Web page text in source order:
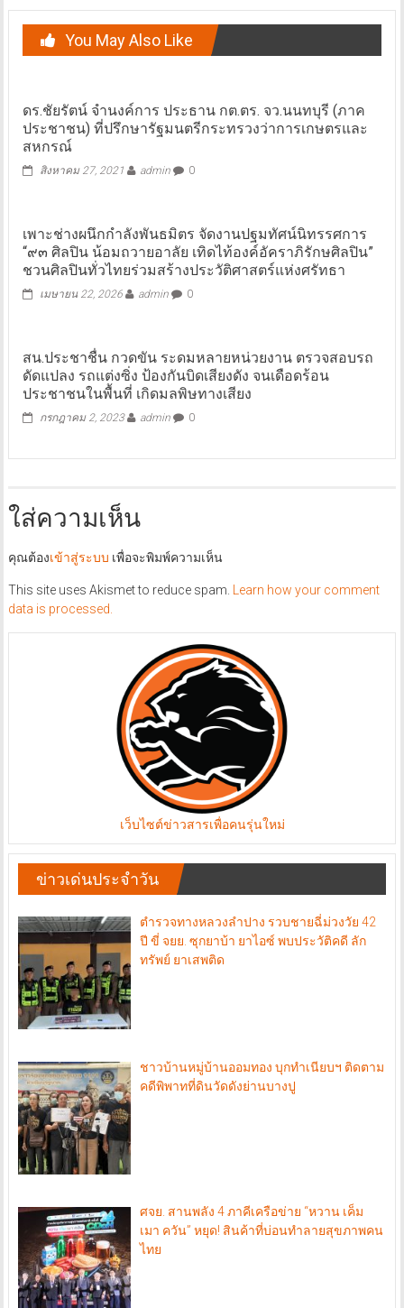
You May Also Like
ดร.ชัยรัตน์ จำนงค์การ ประธาน กต.ตร. จว.นนทบุรี (ภาค
ประชาชน) ที่ปรึกษารัฐมนตรีกระทรวงว่าการเกษตรและ
สหกรณ์
สิงหาคม 27, 2021 admin 0
เพาะช่างผนึกกำลังพันธมิตร จัดงานปฐมทัศน์นิทรรศการ
“๙๓ ศิลปิน น้อมถวายอาลัย เทิดไท้องค์อัคราภิรักษศิลปิน”
ชวนศิลปินทั่วไทยร่วมสร้างประวัติศาสตร์แห่งศรัทธา
เมษายน 22, 2026 admin 0
สน.ประชาชื่น กวดขัน ระดมหลายหน่วยงาน ตรวจสอบรถ
ดัดแปลง รถแต่งซิ่ง ป้องกันบิดเสียงดัง จนเดือดร้อน
ประชาชนในพื้นที่ เกิดมลพิษทางเสียง
กรกฎาคม 2, 2023 admin 0
ใส่ความเห็น
คุณต้องเข้าสู่ระบบ เพื่อจะพิมพ์ความเห็น
This site uses Akismet to reduce spam.
Learn how your comment
data is processed.
เว็บไซต์ข่าวสารเพื่อคนรุ่นใหม่
ข่าวเด่นประจำวัน
ตำรวจทางหลวงลำปาง รวบชายฉี่ม่วงวัย 42
ปี ขี่ จยย. ซุกยาบ้า ยาไอซ์ พบประวัติคดี ลัก
ทรัพย์ ยาเสพติด
ชาวบ้านหมู่บ้านออมทอง บุกทำเนียบฯ ติดตาม
คดีพิพาทที่ดินวัดดังย่านบางปู
ศจย. สานพลัง 4 ภาคีเครือข่าย “หวาน เค็ม
เมา ควัน” หยุด! สินค้าที่บ่อนทำลายสุขภาพคน
ไทย